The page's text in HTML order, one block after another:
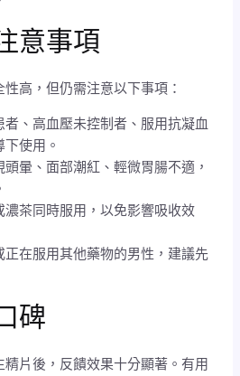
意事項
性高，但仍需注意以下事項：
、高血壓未控制者、服用抗凝血
使用。
暈、面部潮紅、輕微胃腸不適，
茶同時服用，以免影響吸收效
在服用其他藥物的男性，建議先
碑
片後，反饋效果十分顯著。有用